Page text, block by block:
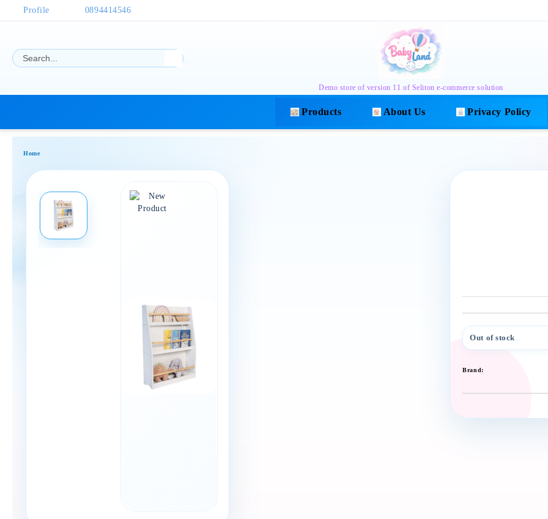
Profile 0894414546
Demo store of version 11 of Seliton e-commerce solution
Products About Us Privacy Policy
Home
Out of stock
Brand: